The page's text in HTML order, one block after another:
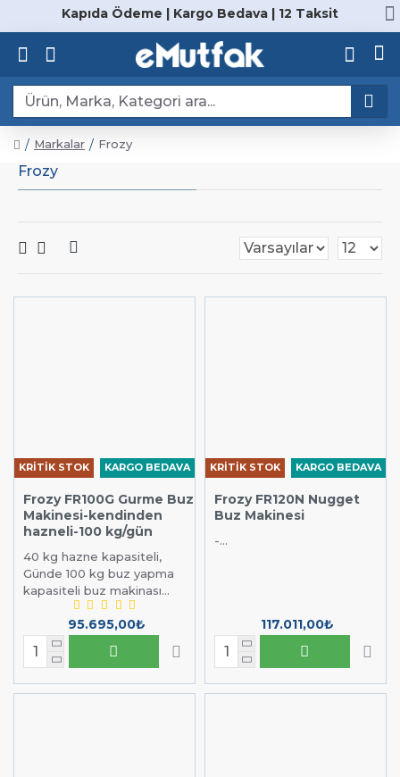
Kapıda Ödeme | Kargo Bedava | 12 Taksit
Markalar Frozy
Frozy
KARGO BEDAVA
KRİTİK STOK
Frozy FR100G Gurme Buz
Makinesi-kendinden
hazneli-100 kg/gün
40 kg hazne kapasiteli,
Günde 100 kg buz yapma
kapasiteli buz makinası...
95.695,00₺
KARGO BEDAVA
KRİTİK STOK
Frozy FR120N Nugget
Buz Makinesi
-...
117.011,00₺